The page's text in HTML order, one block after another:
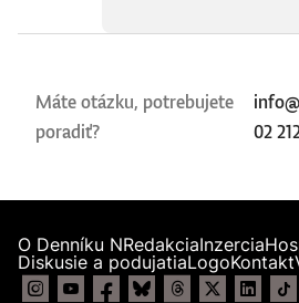
Máte otázku, potrebujete
poradiť?
02
O Denníku NRedakciaInzercia
Diskusie a podujatiaLogoKontakt